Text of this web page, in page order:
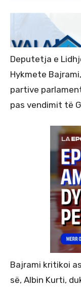
Deputetja e
Hykmete
partive
pas vendimit të
Bajrami kritikoi
së, Albin Kurti,